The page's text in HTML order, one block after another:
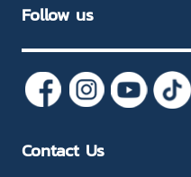
Follow us
Contact Us